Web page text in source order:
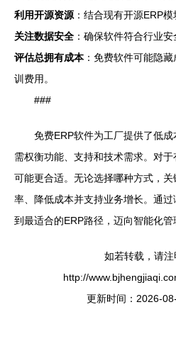
利用开源资源 ：结合现有开源ERP
关注数据安全 ：确保软件符合行业
评估总拥有成本：免费软件可能隐
训费用。
###
免费ERP软件为工厂提供了低
需权衡功能、支持和技术需求。对
可能更合适。无论选择哪种方式，
率、降低成本并支持业务增长。通
到最适合的ERP路径，迈向智能化管
如若转载，请注
http://
更新时间：2026-